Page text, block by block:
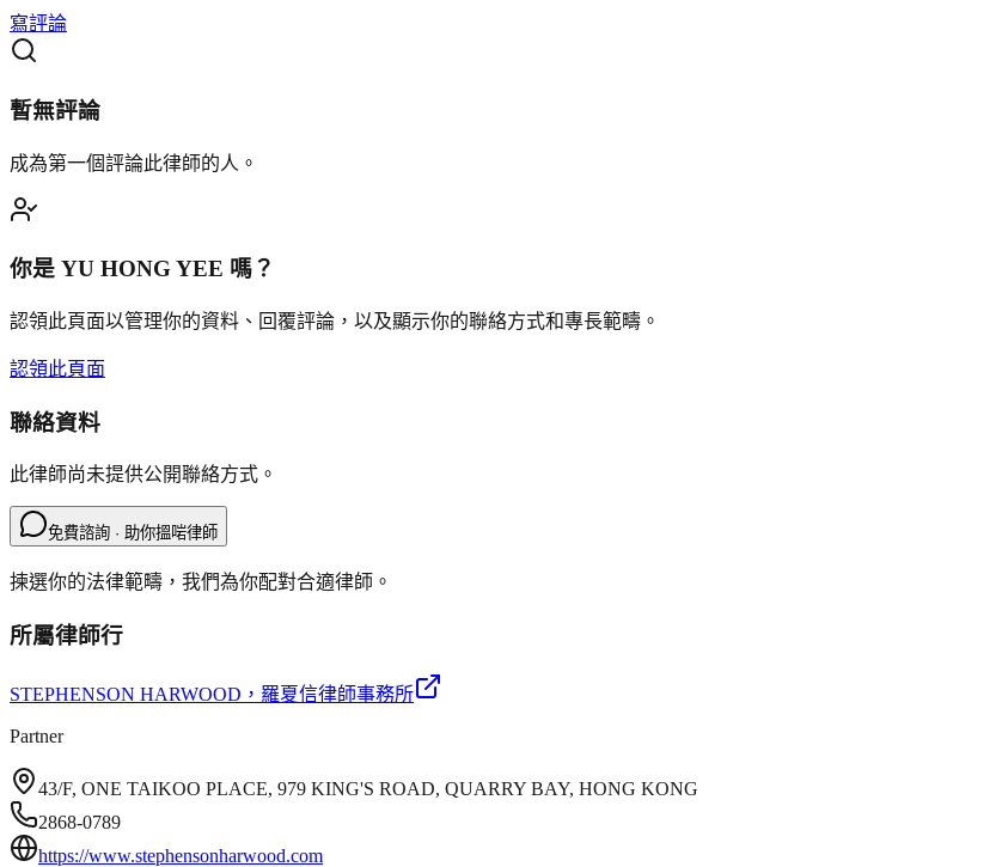
寫評論
暫無評論
成為第一個評論此律師的人。
你是 YU HONG YEE 嗎？
認領此頁面以管理你的資料、回覆評論，以及顯示你的聯絡方式和專長範疇。
認領此頁面
聯絡資料
此律師尚未提供公開聯絡方式。
免費諮詢 · 助你搵啱律師
揀選你的法律範疇，我們為你配對合適律師。
所屬律師行
STEPHENSON HARWOOD ，羅夏信律師事務所
Partner
43/F, ONE TAIKOO PLACE, 979 KING'S ROAD, QUARRY BAY, HONG KONG
2868-0789
https://www.stephensonharwood.com